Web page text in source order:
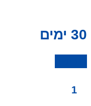
30 ימים
1